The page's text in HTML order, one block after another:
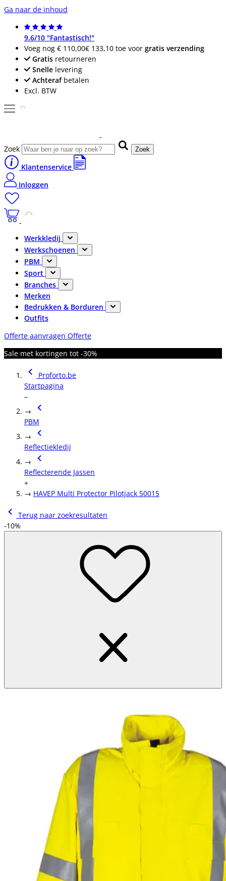
Ga naar de inhoud
9.6/10 "Fantastisch!"
Voeg nog € 110,00€ 133,10 toe voor gratis verzending
Gratis retourneren
Snelle levering
Achterafbetalen
Excl. BTW
Zoek Zoek
Klantenservice
Inloggen
Werkkledij
Werkschoenen
PBM
Sport
Branches
Merken
Bedrukken & Borduren
Outfits
Offerte aanvragen Offerte
Sale met kortingen tot -30%
Proforto.be
Startpagina
–
→
PBM
→
Reflectiekledij
→
Reflecterende Jassen
+
→ HAVEP Multi Protector Pilotjack 50015
Terug naar zoekresultaten
-10%